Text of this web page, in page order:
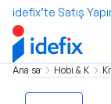
idefix’te Satış
Ana sayfa Hobi & Kültür